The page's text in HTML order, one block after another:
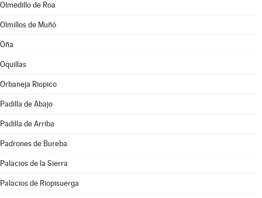
Olmedillo de Roa
Olmillos de Muñó
Oña
Oquillas
Orbaneja Riopico
Padilla de Abajo
Padilla de Arriba
Padrones de Bureba
Palacios de la Sierra
Palacios de Riopisuerga